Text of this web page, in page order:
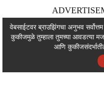
वेबसाईटवर ब्राउझिंगचा अनुभव
कुकीजमुळे तुम्हाला तुमच्या आवडत्या
आणि